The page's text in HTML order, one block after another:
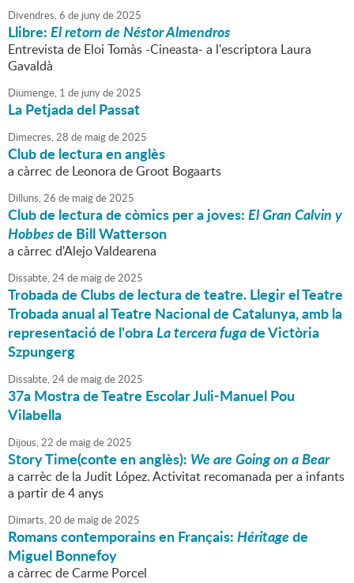
Divendres,6 de junyde2025
Llibre:El retorn de Néstor Almendros
Entrevista de Eloi Tomàs -Cineasta- a l'escriptora Laura
Gavaldà
Diumenge, 1 de junyde2025
La Petjada del Passat
Dimecres,28 de maigde2025
Club de lectura en anglès
a càrrec de Leonora de Groot Bogaarts
Dilluns,26 de maigde2025
Club de lectura de còmics per a joves:El Gran Calvin y
Hobbesde Bill Watterson
a càrrec d'Alejo Valdearena
Dissabte,24de maigde2025
Trobada de Clubs de lectura de teatre. Llegir el Teatre
Trobada anual al Teatre Nacional de Catalunya, amb la
representació de l'obraLa tercera fugade Victòria
Szpungerg
Dissabte,24de maigde2025
37a Mostra de Teatre Escolar Juli-Manuel Pou
Vilabella
Dijous,22 de maigde2025
Story Time(conte en anglès): We are Going on a Bear
a carrèc de la Judit López. Activitat recomanada per a infants
a partir de 4 anys
Dimarts,20 de maigde2025
Romans contemporains en Français:Héritagede
Miguel Bonnefoy
a càrrec de Carme Porcel